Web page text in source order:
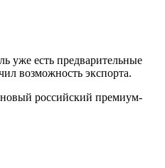
уже есть предварительные
возможность экспорта.
российский премиум-